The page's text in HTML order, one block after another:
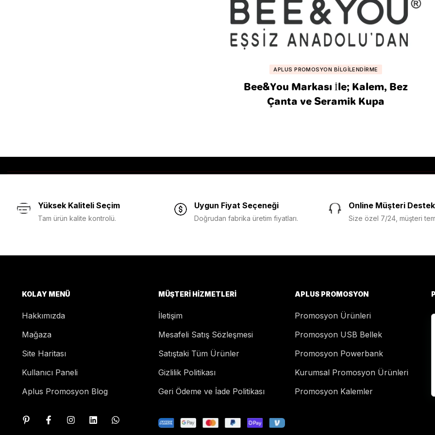
APLUS PROMOSYON BILGILENDIRME
Bee&You Markası İle; Kalem, Bez
Çanta ve Seramik Kupa
Yüksek Kaliteli Seçim
Tam ürün kalite kontrolü.
Uygun Fiyat Seçeneği
Doğrudan fabrika üretim fiyatları.
Online Müşteri Destek
Size özel 7/24, müşteri
KOLAY MENÜ
Hakkımızda
Mağaza
Site Haritası
Kullanıcı Paneli
Aplus Promosyon Blog
MÜŞTERI HIZMETLERI
İletişim
Mesafeli Satış Sözleşmesi
Satıştaki Tüm Ürünler
Gizlilik Politikası
Geri Ödeme ve İade Politikası
APLUS PROMOSYON
Promosyon Ürünleri
Promosyon USB Bellek
Promosyon Powerbank
Kurumsal Promosyon Ürünleri
Promosyon Kalemler